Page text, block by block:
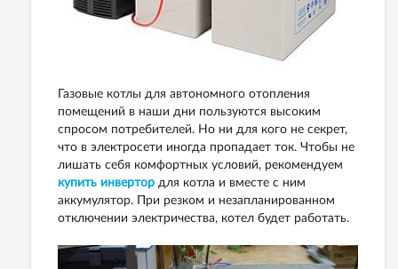
Газовые котлы для автономного отопления
помещений в наши дни пользуются высоким
спросом потребителей. Но ни для кого не секрет,
что в электросети иногда пропадает ток. Чтобы не
лишать себя комфортных условий, рекомендуем
купить инвертор для котла и вместе с ним
аккумулятор. При резком и незапланированном
отключении электричества, котел будет работать.